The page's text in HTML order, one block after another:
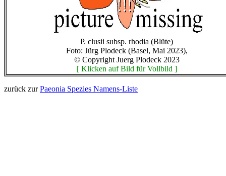
P. clusii subsp. rhodia (Blüte)
Foto: Jürg Plodeck (Basel, Mai 2023),
© Copyright Juerg Plodeck 2023
[ Klicken auf Bild für Vollbild ]
zurück zurPaeonia Spezies Namens-Liste